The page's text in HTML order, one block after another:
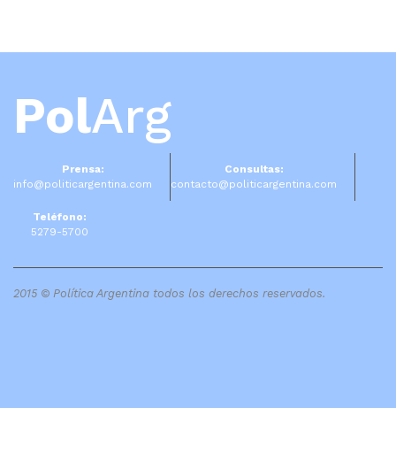
PolArg
Prensa:
info@politicargentina.com
Consultas:
contacto@politicargentina.com
Teléfono:
5279-5700
2015 © Política Argentina todos los derechos reservados.